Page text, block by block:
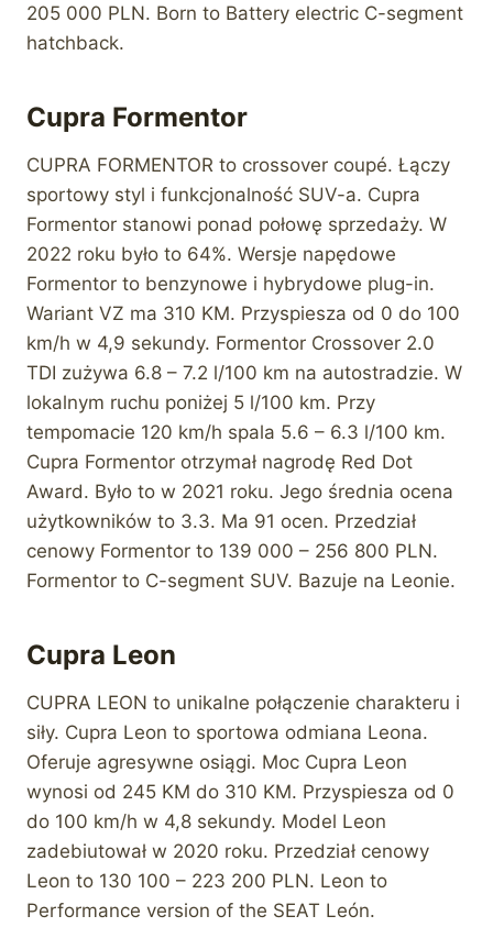
205 000 PLN. Born to Battery electric C-segment
hatchback.
Cupra Formentor
CUPRA FORMENTOR to crossover coupé. Łączy
sportowy styl i funkcjonalność SUV-a. Cupra
Formentor stanowi ponad połowę sprzedaży. W
2022 roku było to 64%. Wersje napędowe
Formentor to benzynowe i hybrydowe plug-in.
Wariant VZ ma 310 KM. Przyspiesza od 0 do 100
km/h w 4,9 sekundy. Formentor Crossover 2.0
TDI zużywa 6.8 – 7.2 l/100 km na autostradzie. W
lokalnym ruchu poniżej 5 l/100 km. Przy
tempomacie 120 km/h spala 5.6 – 6.3 l/100 km.
Cupra Formentor otrzymał nagrodę Red Dot
Award. Było to w 2021 roku. Jego średnia ocena
użytkowników to 3.3. Ma 91 ocen. Przedział
cenowy Formentor to 139 000 – 256 800 PLN.
Formentor to C-segment SUV. Bazuje na Leonie.
Cupra Leon
CUPRA LEON to unikalne połączenie charakteru i
siły. Cupra Leon to sportowa odmiana Leona.
Oferuje agresywne osiągi. Moc Cupra Leon
wynosi od 245 KM do 310 KM. Przyspiesza od 0
do 100 km/h w 4,8 sekundy. Model Leon
zadebiutował w 2020 roku. Przedział cenowy
Leon to 130 100 – 223 200 PLN. Leon to
Performance version of the SEAT León.